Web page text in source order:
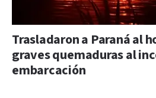
Trasladaron a Paraná al
graves quemaduras al
embarcación